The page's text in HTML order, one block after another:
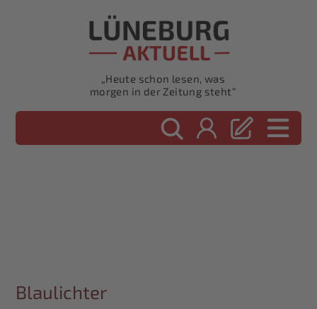
„Heute schon lesen, was
morgen in der Zeitung steht“
Blaulichter